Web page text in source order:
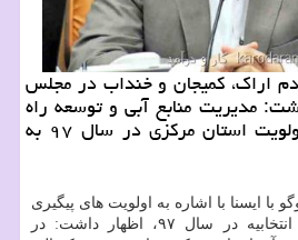
اراك، كمیجان و خنداب در مجلس
مدیریت منابع آبی و توسعه راه
های ارتباطی مهمترین اولویت استان مركزی در سال ۹۷ به
ایسنا با اشاره به اولویت های پیگیری
مسائل و مشكلات حوزه انتخابیه در سال ۹۷، اظهار داشت: در